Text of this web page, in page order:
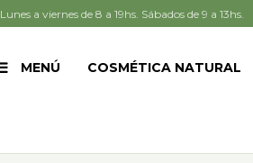
MENÚ COSMÉTICA NATURAL
Lunes a viernes de 8 a 19hs. Sábados de 9 a 13hs.